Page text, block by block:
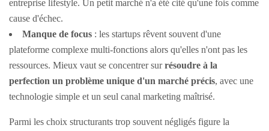
entreprise lifestyle. Un petit marché n'a été cité qu'une fois comme
cause d'échec.
Manque de focus : les startups rêvent souvent d'une
plateforme complexe multi-fonctions alors qu'elles n'ont pas les
ressources. Mieux vaut se concentrer surrésoudre à la
perfection un problème unique d'un marché précis, avec une
technologie simple et un seul canal marketing maîtrisé.
Parmi les choix structurants trop souvent négligés figure la